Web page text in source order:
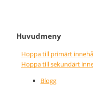
Nice wins
faster
Huvudmeny
Hoppa till primärt
Hoppa till sekundärt
Blogg